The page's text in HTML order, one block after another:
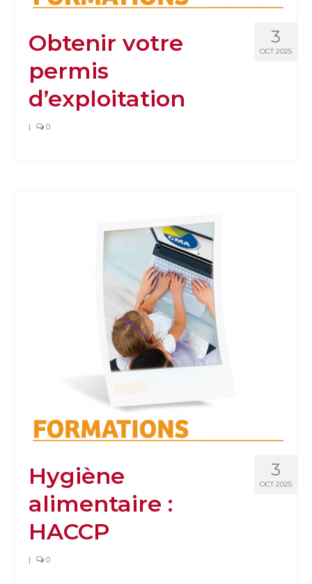
3
OCT 2025
Obtenir votre
permis
d’exploitation
| 0
3
OCT 2025
Hygiène
alimentaire :
HACCP
| 0